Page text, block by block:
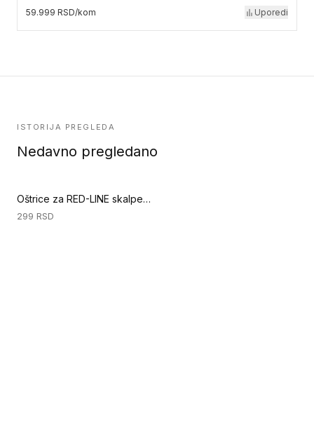
59.999 RSD/kom Uporedi
ISTORIJA PREGLEDA
Nedavno pregledano
Oštrice za RED-LINE skalpel - RED-LINE Blanche 9 mm - 10 komada (Ručni alati za podove)
299 RSD